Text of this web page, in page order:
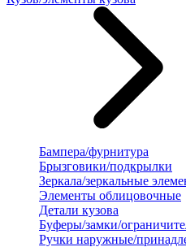
Бампера/фурнитура
Брызговики/подкрылки
Зеркала/зеркальные
Элементы облицовочные
Детали кузова
Буферы/замки/
Ручки наружные/